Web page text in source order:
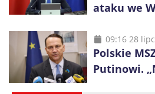
ataku we
polskich
09:16 28
Polskie
Putinowi.